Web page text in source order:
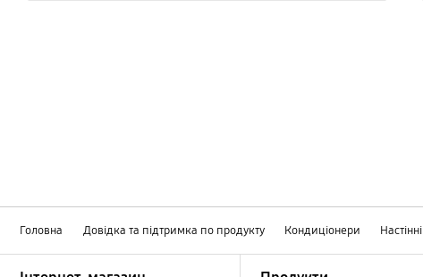
Головна Довідка та підтримка по продукту Кондиціонери Настінні